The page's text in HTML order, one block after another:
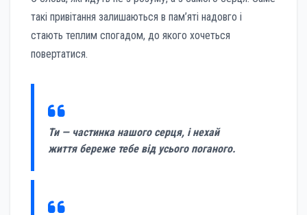
такі привітання залишаються в пам’яті надовго і
стають теплим спогадом, до якого хочеться
повертатися.
Ти — частинка нашого серця, і нехай
життя береже тебе від усього поганого.